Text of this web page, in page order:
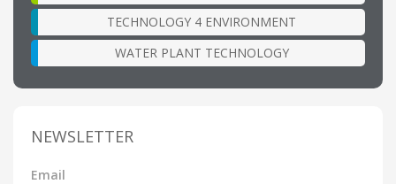
TECHNOLOGY 4 ENVIRONMENT
WATER PLANT TECHNOLOGY
NEWSLETTER
Email